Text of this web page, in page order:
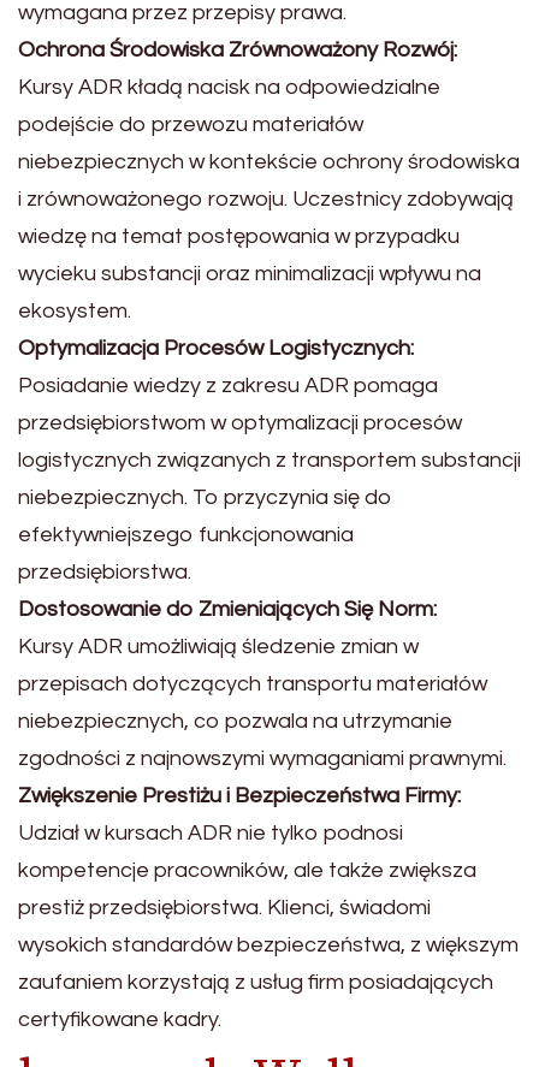
wymagana przez przepisy prawa.
Ochrona Środowiska Zrównoważony Rozwój:
Kursy ADR kładą nacisk na odpowiedzialne
podejście do przewozu materiałów
niebezpiecznych w kontekście ochrony środowiska
i zrównoważonego rozwoju. Uczestnicy zdobywają
wiedzę na temat postępowania w przypadku
wycieku substancji oraz minimalizacji wpływu na
ekosystem.
Optymalizacja Procesów Logistycznych:
Posiadanie wiedzy z zakresu ADR pomaga
przedsiębiorstwom w optymalizacji procesów
logistycznych związanych z transportem substancji
niebezpiecznych. To przyczynia się do
efektywniejszego funkcjonowania
przedsiębiorstwa.
Dostosowanie do Zmieniających Się Norm:
Kursy ADR umożliwiają śledzenie zmian w
przepisach dotyczących transportu materiałów
niebezpiecznych, co pozwala na utrzymanie
zgodności z najnowszymi wymaganiami prawnymi.
Zwiększenie Prestiżu i Bezpieczeństwa Firmy:
Udział w kursach ADR nie tylko podnosi
kompetencje pracowników, ale także zwiększa
prestiż przedsiębiorstwa. Klienci, świadomi
wysokich standardów bezpieczeństwa, z większym
zaufaniem korzystają z usług firm posiadających
certyfikowane kadry.